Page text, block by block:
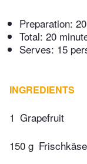
Preparation:
Total: 20
Serves: 15
INGREDIENTS
1 Grapefruit
150 g